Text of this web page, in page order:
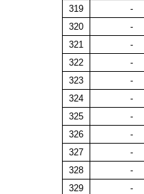
319
-
320
-
321
-
322
-
323
-
324
-
325
-
326
-
327
-
328
-
329
-